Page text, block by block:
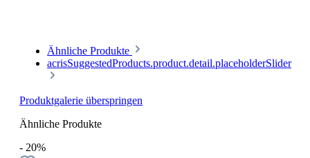
Ähnliche Produkte
acrisSuggestedProducts.product.detail.placeholderSlider
Produktgalerie überspringen
Ähnliche Produkte
- 20%